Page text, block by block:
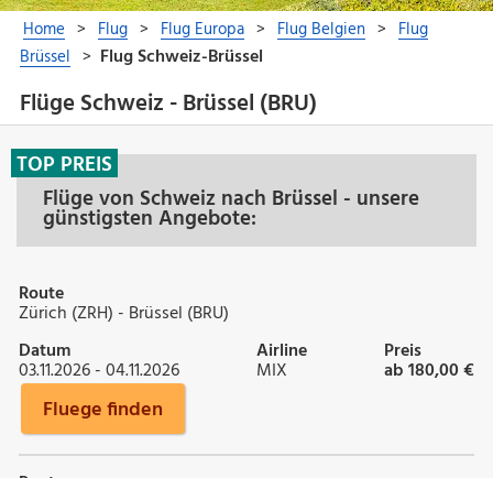
Flüge Schweiz - Brüssel (BRU)
Flüge von Schweiz nach Brüssel - unsere
günstigsten Angebote:
TOP PREIS
Route
Zürich (ZRH) - Brüssel (BRU)
Datum
03.11.2026 - 04.11.2026
Airline
MIX
Preis
ab 180,00 €
Fluege finden